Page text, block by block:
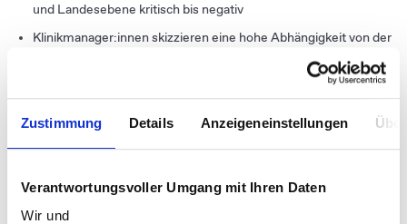
Zustimmung Details Anzeigeneinstellungen
Verantwortungsvoller Umgang mit Ihren Daten
Wir und
und Landesebene kritisch bis negativ
Klinikmanager:innen skizzieren eine hohe Abhängigkeit von der
Politik und sehen Erfolgsfaktoren für die Transformation
Unklare bundes- und landespolitische Vorgaben sowie
erwartbare Kritik vor Ort blockieren Entscheidungen auf
sehen sich Klinikmanager:innen gut aufgestellt
Auf den Wertbeitrag von Kommunikation in der Transformation